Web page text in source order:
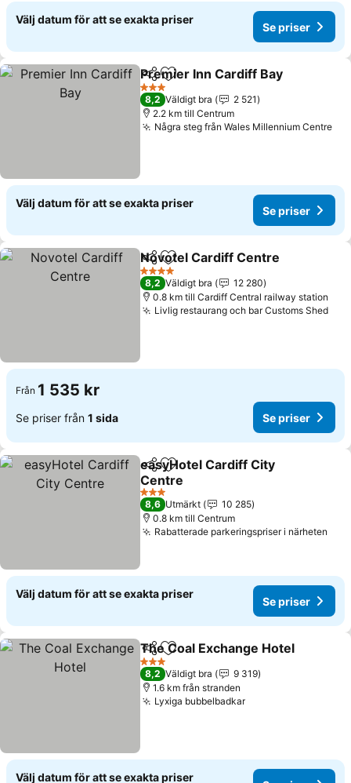
Välj datum för att se exakta priser
Se priser
Dela Lägg till i Mina Favoriter
Premier Inn Cardiff Bay
3 Stjärnor
8,2 Väldigt bra
2 521
2.2 km till Centrum
Några steg från Wales Millennium CentreSe
Välj datum för att se exakta priser
Se priser
Dela Lägg till i Mina Favoriter
Novotel Cardiff Centre
4 Stjärnor
8,2 Väldigt bra
12 280
0.8 km till Cardiff Central railway station
Livlig restaurang och bar Customs ShedSe
Från 1 535 kr
Se priser från 1 sida Se priser
Dela Lägg till i Mina Favoriter
easyHotel Cardiff City
Centre
Se priser
3 Stjärnor
8,6 Utmärkt
10 285
0.8 km till Centrum
Rabatterade parkeringspriser i närheten
Välj datum för att se exakta priser
Se priser
Dela Lägg till i Mina Favoriter
The Coal Exchange Hotel
3 Stjärnor
8,2 Väldigt bra
9 319
1.6 km från stranden
Lyxiga bubbelbadkarSe priser
Välj datum för att se exakta priser